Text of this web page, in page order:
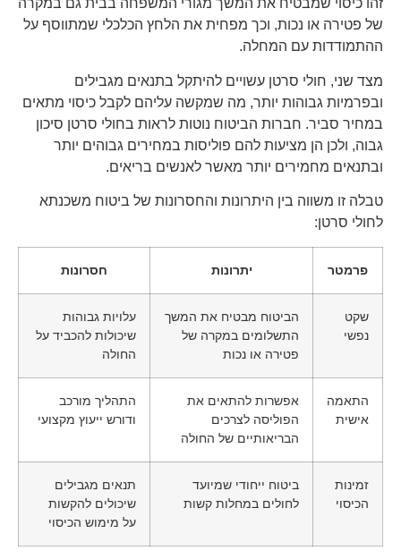
זהו כיסוי שמבטיח את המשך מגורי המשפחה בבית גם במקרה
של פטירה או נכות, וכך מפחית את הלחץ הכלכלי שמתווסף על
ההתמודדות עם המחלה.
מצד שני, חולי סרטן עשויים להיתקל בתנאים מגבילים
ובפרמיות גבוהות יותר, מה שמקשה עליהם לקבל כיסוי מתאים
במחיר סביר. חברות הביטוח נוטות לראות בחולי סרטן סיכון
גבוה, ולכן הן מציעות להם פוליסות במחירים גבוהים יותר
ובתנאים מחמירים יותר מאשר לאנשים בריאים.
טבלה זו משווה בין היתרונות והחסרונות של ביטוח משכנתא
לחולי סרטן:
פרמטר יתרונות חסרונות
שקט
נפשי
הביטוח מבטיח את המשך
התשלומים במקרה של
פטירה או נכות
עלויות גבוהות
שיכולות להכביד על
החולה
התאמה
אישית
אפשרות להתאים את
הפוליסה לצרכים
הבריאותיים של החולה
התהליך מורכב
ודורש ייעוץ מקצועי
זמינות
הכיסוי
ביטוח ייחודי שמיועד
לחולים במחלות קשות
תנאים מגבילים
שיכולים להקשות
על מימוש הכיסוי